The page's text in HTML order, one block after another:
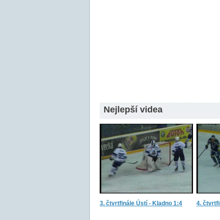
Nejlepší videa
3. čtvrtfinále Ústí - Kladno 1:4 4.